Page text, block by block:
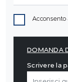
DOMANDA
Scrivere la